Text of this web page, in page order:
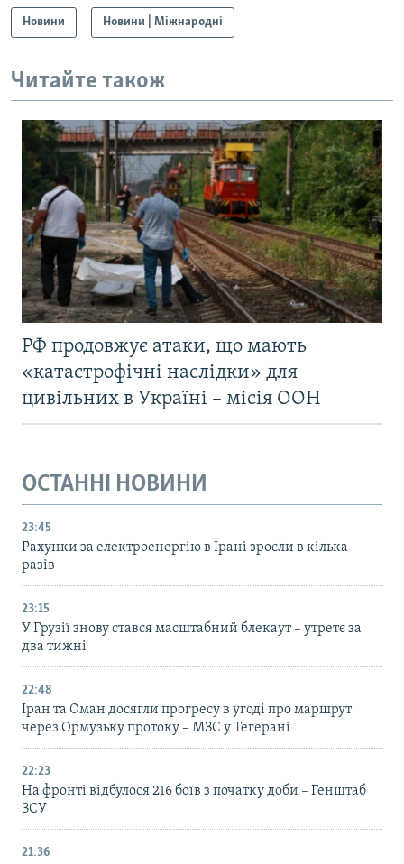
Новини Новини | Міжнародні
Читайте також
РФ продовжує атаки, що мають
«катастрофічні наслідки» для
цивільних в Україні – місія ООН
ОСТАННІ НОВИНИ
23:45
Рахунки за електроенергію в Ірані зросли в кілька
разів
23:15
У Грузії знову стався масштабний блекаут – утретє за
два тижні
22:48
Іран та Оман досягли прогресу в угоді про маршрут
через Ормузьку протоку – МЗС у Тегерані
22:23
На фронті відбулося 216 боїв з початку доби – Генштаб
ЗСУ
21:36